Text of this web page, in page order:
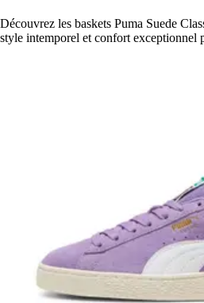
Découvrez les baskets Puma Suede
style intemporel et confort exceptionnel